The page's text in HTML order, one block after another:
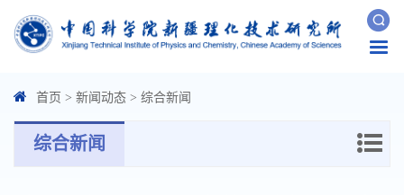
首页 > 新闻动态 > 综合新闻
综合新闻